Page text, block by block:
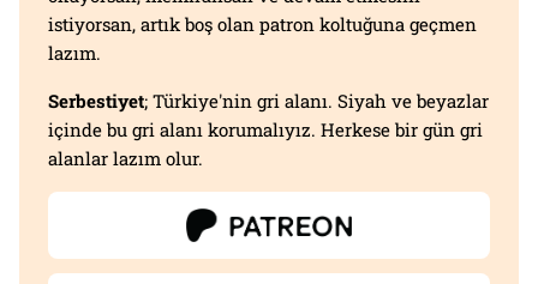
istiyorsan, artık boş olan patron koltuğuna geçmen
lazım.
Serbestiyet; Türkiye'nin gri alanı. Siyah ve beyazlar
içinde bu gri alanı korumalıyız. Herkese bir gün gri
alanlar lazım olur.